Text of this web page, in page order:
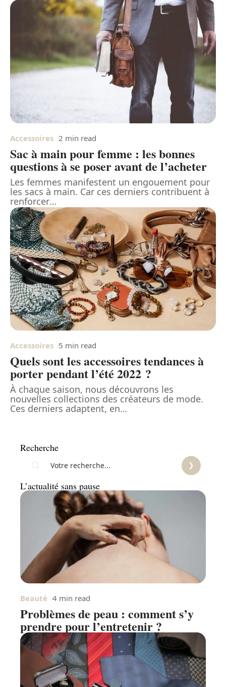
Accessoires 2 min read
Sac à main pour femme : les bonnes
questions à se poser avant de l’acheter
Les femmes manifestent un engouement pour
les sacs à main. Car ces derniers contribuent à
renforcer…
Accessoires 5 min read
Quels sont les accessoires tendances à
porter pendant l’été 2022 ?
À chaque saison, nous découvrons les
nouvelles collections des créateurs de mode.
Ces derniers adaptent, en…
Recherche
L’actualité sans pause
Beauté 4 min read
Problèmes de peau : comment s’y
prendre pour l’entretenir ?